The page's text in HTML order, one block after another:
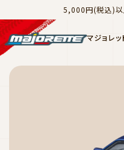
5,000円(税込)以
マジョレ